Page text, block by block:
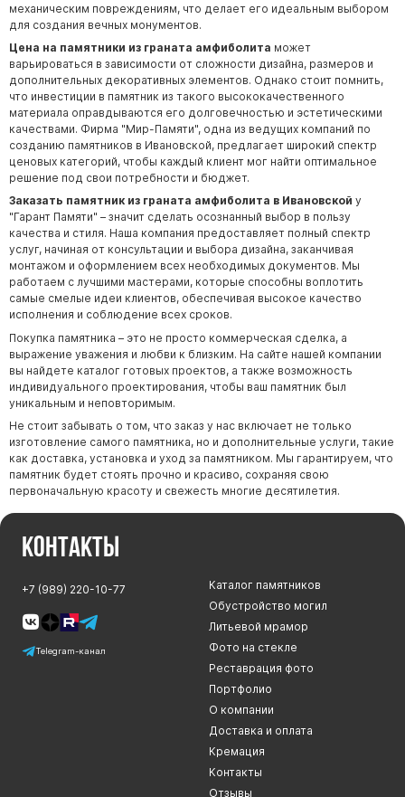
механическим повреждениям, что делает его идеальным выбором
для создания вечных монументов.
Цена на памятники из граната амфиболита может
варьироваться в зависимости от сложности дизайна, размеров и
дополнительных декоративных элементов. Однако стоит помнить,
что инвестиции в памятник из такого высококачественного
материала оправдываются его долговечностью и эстетическими
качествами. Фирма "Мир-Памяти", одна из ведущих компаний по
созданию памятников в Ивановской, предлагает широкий спектр
ценовых категорий, чтобы каждый клиент мог найти оптимальное
решение под свои потребности и бюджет.
Заказать памятник из граната амфиболита в Ивановской у
"Гарант Памяти" – значит сделать осознанный выбор в пользу
качества и стиля. Наша компания предоставляет полный спектр
услуг, начиная от консультации и выбора дизайна, заканчивая
монтажом и оформлением всех необходимых документов. Мы
работаем с лучшими мастерами, которые способны воплотить
самые смелые идеи клиентов, обеспечивая высокое качество
исполнения и соблюдение всех сроков.
Покупка памятника – это не просто коммерческая сделка, а
выражение уважения и любви к близким. На сайте нашей компании
вы найдете каталог готовых проектов, а также возможность
индивидуального проектирования, чтобы ваш памятник был
уникальным и неповторимым.
Не стоит забывать о том, что заказ у нас включает не только
изготовление самого памятника, но и дополнительные услуги, такие
как доставка, установка и уход за памятником. Мы гарантируем, что
памятник будет стоять прочно и красиво, сохраняя свою
первоначальную красоту и свежесть многие десятилетия.
Контакты
+7 (989) 220-10-77
Telegram-канал
Каталог памятников
Обустройство могил
Литьевой мрамор
Фото на стекле
Реставрация фото
Портфолио
О компании
Доставка и оплата
Кремация
Контакты
Отзывы